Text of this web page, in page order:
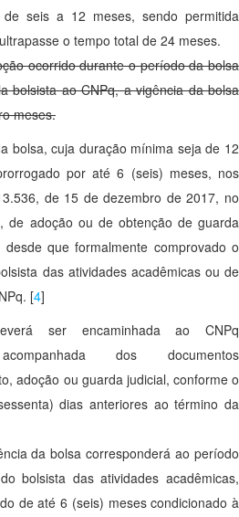
seis a 12 meses, sendo permitida
o tempo total de 24 meses.
ocorrido durante o período da bolsa
bolsista ao CNPq, a vigência da bolsa
meses.
bolsa, cuja duração mínima seja de 12
por até 6 (seis) meses, nos
de 15 de dezembro de 2017, no
de adoção ou de obtenção de guarda
que formalmente comprovado o
das atividades acadêmicas ou de
[4]
ser encaminhada ao CNPq
acompanhada dos documentos
adoção ou guarda judicial, conforme o
dias anteriores ao término da
da bolsa corresponderá ao período
bolsista das atividades acadêmicas,
de até 6 (seis) meses condicionado à